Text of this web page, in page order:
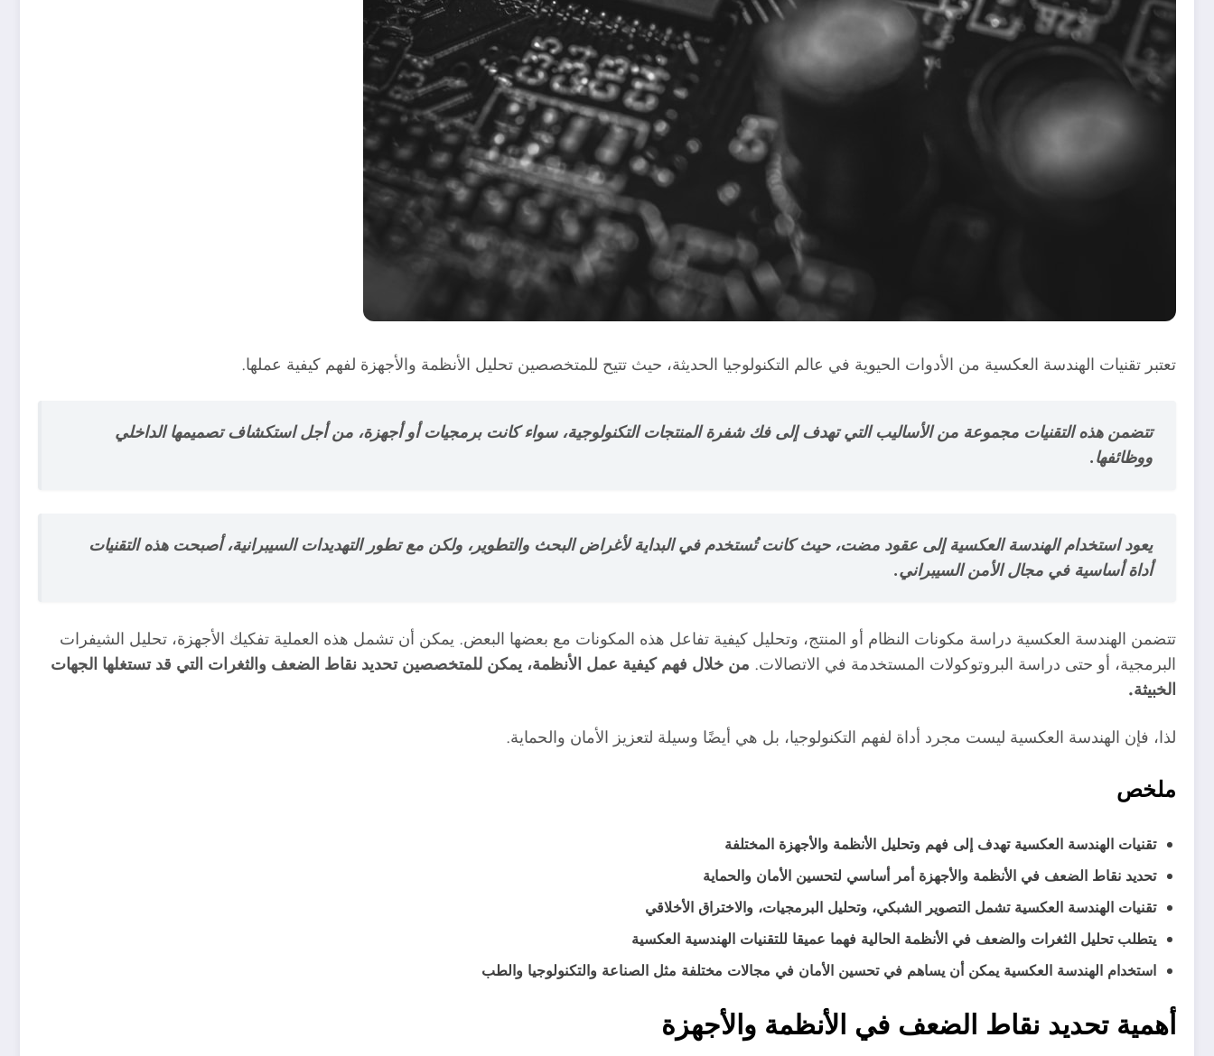
تعتبر تقنيات الهندسة العكسية من الأدوات الحيوية في عالم التكنولوجيا الحديثة، حيث تتيح للمتخصصين تحليل الأنظمة والأجهزة لفهم كيفية عملها.
تتضمن هذه التقنيات مجموعة من الأساليب التي تهدف إلى فك شفرة المنتجات التكنولوجية، سواء كانت برمجيات أو أجهزة، من أجل استكشاف تصميمها الداخلي
ووظائفها.
يعود استخدام الهندسة العكسية إلى عقود مضت، حيث كانت تُستخدم في البداية لأغراض البحث والتطوير، ولكن مع تطور التهديدات السيبرانية، أصبحت هذه التقنيات
أداة أساسية في مجال الأمن السيبراني.
تتضمن الهندسة العكسية دراسة مكونات النظام أو المنتج، وتحليل كيفية تفاعل هذه المكونات مع بعضها البعض. يمكن أن تشمل هذه العملية تفكيك الأجهزة، تحليل الشيفرات
البرمجية، أو حتى دراسة البروتوكولات المستخدمة في الاتصالات. من خلال فهم كيفية عمل الأنظمة، يمكن للمتخصصين تحديد نقاط الضعف والثغرات التي قد تستغلها الجهات
الخبيثة.
لذا، فإن الهندسة العكسية ليست مجرد أداة لفهم التكنولوجيا، بل هي أيضًا وسيلة لتعزيز الأمان والحماية.
ملخص
تقنيات الهندسة العكسية تهدف إلى فهم وتحليل الأنظمة والأجهزة المختلفة
تحديد نقاط الضعف في الأنظمة والأجهزة أمر أساسي لتحسين الأمان والحماية
تقنيات الهندسة العكسية تشمل التصوير الشبكي، وتحليل البرمجيات، والاختراق الأخلاقي
يتطلب تحليل الثغرات والضعف في الأنظمة الحالية فهما عميقا للتقنيات الهندسية العكسية
استخدام الهندسة العكسية يمكن أن يساهم في تحسين الأمان في مجالات مختلفة مثل الصناعة والتكنولوجيا والطب
أهمية تحديد نقاط الضعف في الأنظمة والأجهزة